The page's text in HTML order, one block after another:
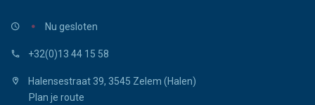
Nu gesloten
+32(0)13 44 15 58
Halensestraat 39, 3545 Zelem (Halen)
Plan je route